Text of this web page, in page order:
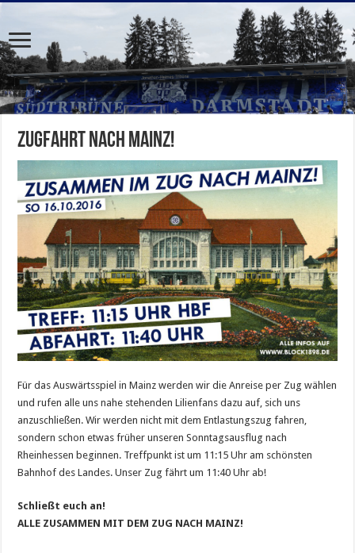
Zugfahrt nach Mainz!
Für das Auswärtsspiel in Mainz werden wir die Anreise per Zug wählen
und rufen alle uns nahe stehenden Lilienfans dazu auf, sich uns
anzuschließen. Wir werden nicht mit dem Entlastungszug fahren,
sondern schon etwas früher unseren Sonntagsausflug nach
Rheinhessen beginnen. Treffpunkt ist um 11:15 Uhr am schönsten
Bahnhof des Landes. Unser Zug fährt um 11:40 Uhr ab!
Schließt euch an!
ALLE ZUSAMMEN MIT DEM ZUG NACH MAINZ!